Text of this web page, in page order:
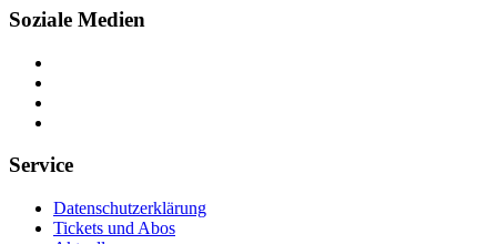
Soziale Medien
Service
Datenschutzerklärung
Tickets und Abos